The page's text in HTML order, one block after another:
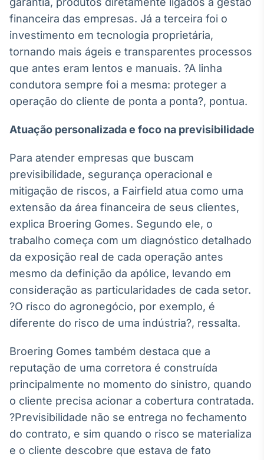
financeira das empresas. Já a terceira foi o
investimento em tecnologia proprietária,
tornando mais ágeis e transparentes processos
que antes eram lentos e manuais. ?A linha
condutora sempre foi a mesma: proteger a
operação do cliente de ponta a ponta?, pontua.
Atuação personalizada e foco na previsibilidade
Para atender empresas que buscam
previsibilidade, segurança operacional e
mitigação de riscos, a Fairfield atua como uma
extensão da área financeira de seus clientes,
explica Broering Gomes. Segundo ele, o
trabalho começa com um diagnóstico detalhado
da exposição real de cada operação antes
mesmo da definição da apólice, levando em
consideração as particularidades de cada setor.
?O risco do agronegócio, por exemplo, é
diferente do risco de uma indústria?, ressalta.
Broering Gomes também destaca que a
reputação de uma corretora é construída
principalmente no momento do sinistro, quando
o cliente precisa acionar a cobertura contratada.
?Previsibilidade não se entrega no fechamento
do contrato, e sim quando o risco se materializa
e o cliente descobre que estava de fato